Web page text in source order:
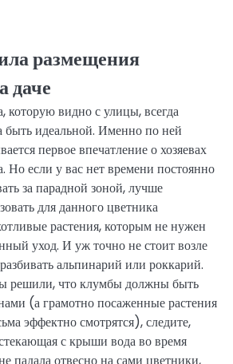
размещения
даче
которую видно с улицы, всегда
быть идеальной. Именно по ней
первое впечатление о хозяевах
Но если у вас нет времени постоянно
за парадной зоной, лучше
для данного цветника
растения, которым не нужен
уход. И уж точно не стоит возле
альпинарий или роккарий.
решили, что клумбы должны быть
(а грамотно посаженные растения
эффектно смотрятся), следите,
с крыши вода во время